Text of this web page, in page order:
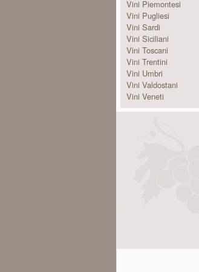
Vini Piemontesi
Vini Pugliesi
Vini Sardi
Vini Siciliani
Vini Toscani
Vini Trentini
Vini Umbri
Vini Valdostani
Vini Veneti